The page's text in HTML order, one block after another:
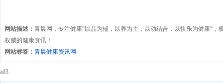
网站描述： 青晨网，专注健康”以品为辅，以养为主；以动结合，以快乐为健康“
权威的健康资讯！
网站标签： 青晨健康资讯网
ad3